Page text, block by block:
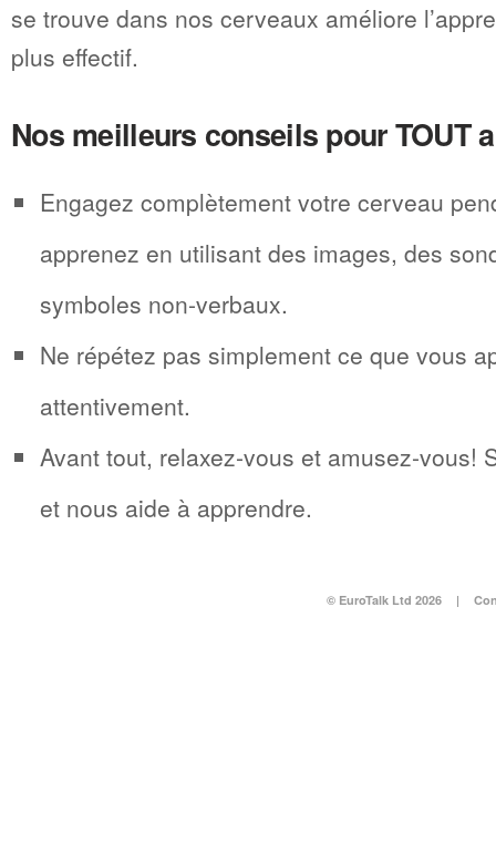
se trouve dans nos cerveaux améliore
plus effectif.
Nos meilleurs conseils pour TOUT
Engagez complètement votre cerveau
apprenez en utilisant des images, des
symboles non-verbaux.
Ne répétez pas simplement ce que vous
attentivement.
Avant tout, relaxez-vous et amusez-vous!
et nous aide à apprendre.
© EuroTalk Ltd 2026 |